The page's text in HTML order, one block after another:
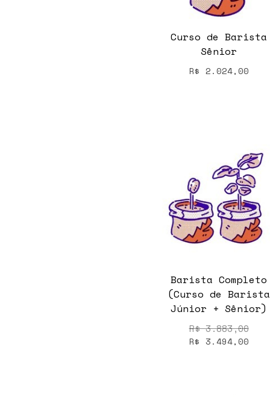
Curso de Barista
Sênior
R$ 2.024,00
Barista Completo
(Curso de Barista
Júnior + Sênior)
R$3.883,00
R$ 3.494,00